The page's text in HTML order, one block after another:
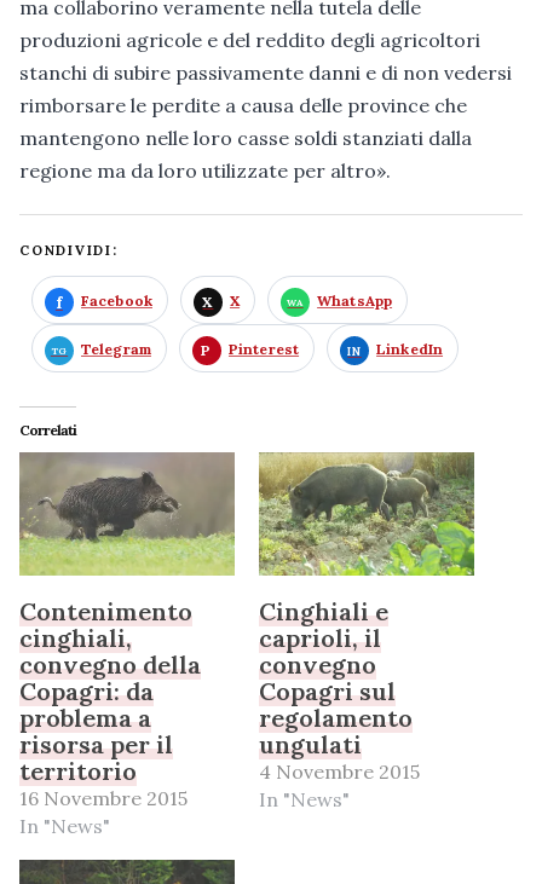
ma collaborino veramente nella tutela delle
produzioni agricole e del reddito degli agricoltori
stanchi di subire passivamente danni e di non vedersi
rimborsare le perdite a causa delle province che
mantengono nelle loro casse soldi stanziati dalla
regione ma da loro utilizzate per altro».
CONDIVIDI:
Facebook X WhatsApp
Telegram Pinterest LinkedIn
Correlati
Contenimento
cinghiali,
convegno della
Copagri: da
problema a
risorsa per il
territorio
16 Novembre 2015
In "News"
Cinghiali e
caprioli, il
convegno
Copagri sul
regolamento
ungulati
4 Novembre 2015
In "News"